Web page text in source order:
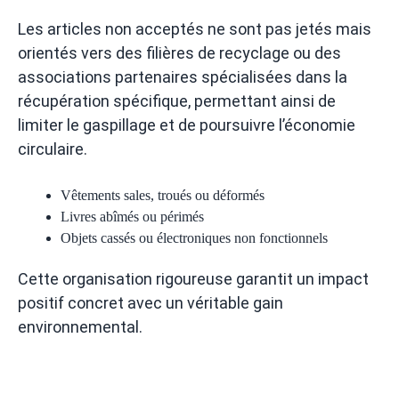
Les articles non acceptés ne sont pas jetés mais
orientés vers des filières de recyclage ou des
associations partenaires spécialisées dans la
récupération spécifique, permettant ainsi de
limiter le gaspillage et de poursuivre l’économie
circulaire.
Vêtements sales, troués ou déformés
Livres abîmés ou périmés
Objets cassés ou électroniques non fonctionnels
Cette organisation rigoureuse garantit un impact
positif concret avec un véritable gain
environnemental.